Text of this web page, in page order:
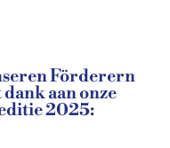
Förderern
aan onze
2025: